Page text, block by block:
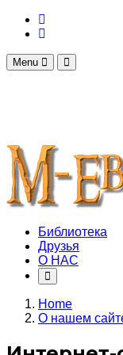
Menu
Библиотека
Друзья
О НАС
Home
О нашем